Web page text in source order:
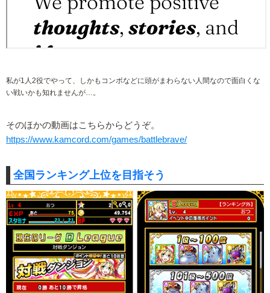
私が1人2役でやって、しかもコンボなどに頭がまわらない人間なので面白くな
い戦いかも知れませんが…。
そのほかの動画はこちらからどうぞ。
https://www.kamcord.com/games/battlebrave/
全国ランキング上位を目指そう